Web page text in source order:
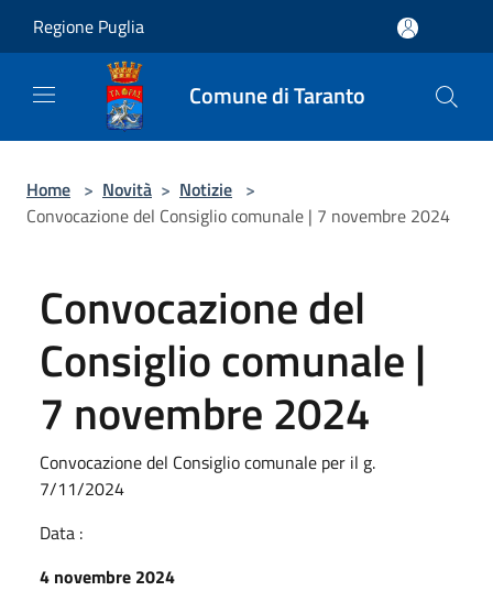
Regione Puglia
Comune di Taranto
Home > Novità > Notizie >
Convocazione del Consiglio comunale | 7 novembre 2024
Convocazione del
Consiglio comunale |
7 novembre 2024
Convocazione del Consiglio comunale per il g.
7/11/2024
Data :
4 novembre 2024